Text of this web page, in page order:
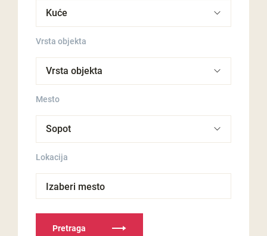
Vrsta objekta
Mesto
Lokacija
Izaberi mesto
Pretraga